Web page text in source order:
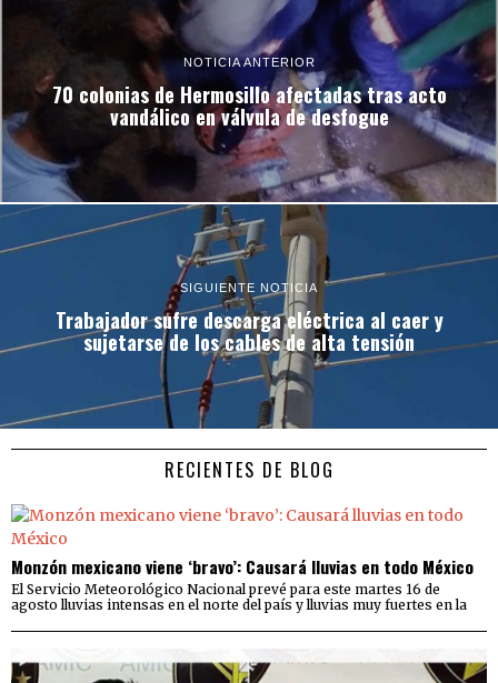
NOTICIA ANTERIOR
70 colonias de Hermosillo afectadas tras acto
vandálico en válvula de desfogue
SIGUIENTE NOTICIA
Trabajador sufre descarga eléctrica al caer y
sujetarse de los cables de alta tensión
RECIENTES DE BLOG
Monzón mexicano viene ‘bravo’: Causará lluvias en todo México
El Servicio Meteorológico Nacional prevé para este martes 16 de
agosto lluvias intensas en el norte del país y lluvias muy fuertes en la